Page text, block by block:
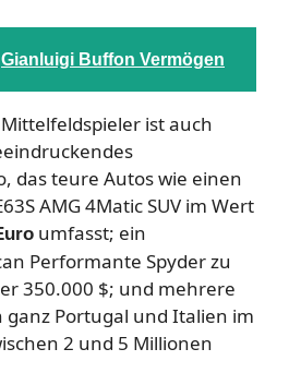
Gianluigi Buffon Vermögen
ist auch
das teure Autos wie einen
AMG 4Matic SUV im Wert
umfasst; ein
Performante Spyder zu
350.000 $; und mehrere
ganz Portugal und Italien im
2 und 5 Millionen